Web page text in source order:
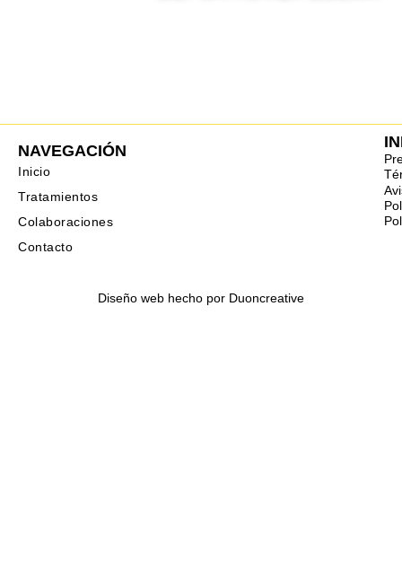
NAVEGACIÓN
Inicio
Tratamientos
Colaboraciones
Contacto
Diseño web hecho por Duoncreative